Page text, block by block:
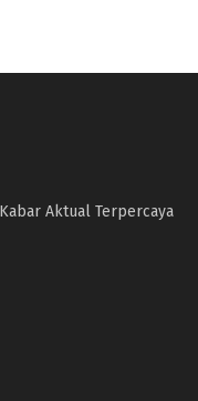
Aktual Terpercaya